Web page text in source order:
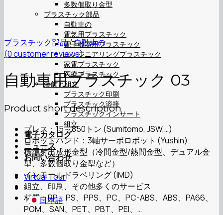
多数個取り金型
プラスチック部品
自動車の
電気用プラスチック
電子機器用プラスチック
エンジニアリングプラスチック
家電プラスチック
医療プラスチック
装飾と組立
プラスチック印刷
プラスチック溶接
プラスチックインサート
組立
電子カタログ
ニュース
お問い合わせ
Virtual Tour
日本語
プラスチック部品/自動車の
(0customer reviews)
自動車用プラスチック 03
Product short description
プレス：15～850トン (Sumitomo, JSW,…)
ロボットハンド：3軸サーボロボット (Yushin)
標準射出成形金型（冷間金型/熱間金型、デュアル金
型、多数個取り金型など）
インモールドラベリング (IMD)
組立、印刷、その他多くのサービス
材質：PP、PS、PPS、PC、PC-ABS、ABS、PA66、
POM、SAN、PET、PBT、PEI、…